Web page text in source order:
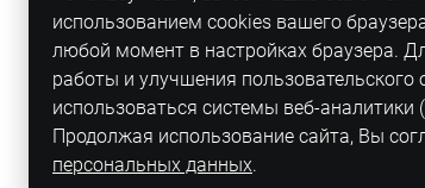
использованием cookies вашего
любой момент в настройках браузера.
работы и улучшения пользовательского
использоваться системы веб-
Продолжая использование сайта, Вы
персональных данных.